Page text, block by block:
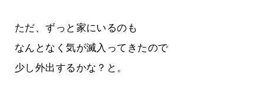
ただ、ずっと家にいるのも
なんとなく気が滅入ってきたので
少し外出するかな？と。